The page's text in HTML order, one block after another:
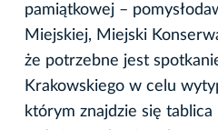
pamiątkowej –
Miejskiej, Miejski
że potrzebne jest
Krakowskiego w celu
którym znajdzie się tablica